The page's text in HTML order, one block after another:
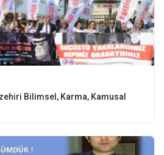
Bilimsel, Karma, Kamusal